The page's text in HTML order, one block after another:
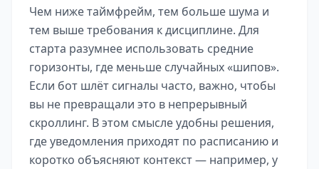
Чем ниже таймфрейм, тем больше шума и
тем выше требования к дисциплине. Для
старта разумнее использовать средние
горизонты, где меньше случайных «шипов».
Если бот шлёт сигналы часто, важно, чтобы
вы не превращали это в непрерывный
скроллинг. В этом смысле удобны решения,
где уведомления приходят по расписанию и
коротко объясняют контекст — например, у